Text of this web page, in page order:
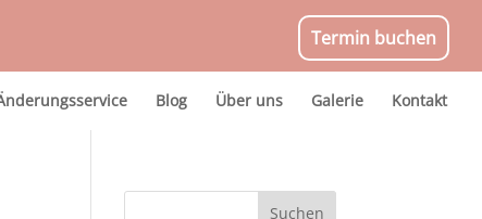
Termin buchen
Blog Über uns Galerie Kontakt